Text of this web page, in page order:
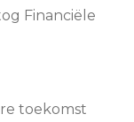
Financiële
toekomst